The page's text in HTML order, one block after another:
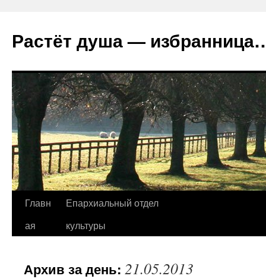
Растёт душа —
Перейти
Главн
ая
Епархиальный отдел
культуры
Архив за день: 21.05.2013